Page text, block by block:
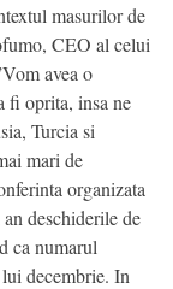
masurilor de
CEO al celui
avea o
fi oprita, insa ne
Turcia si
mari de
organizata
deschiderile de
ca numarul
decembrie. In